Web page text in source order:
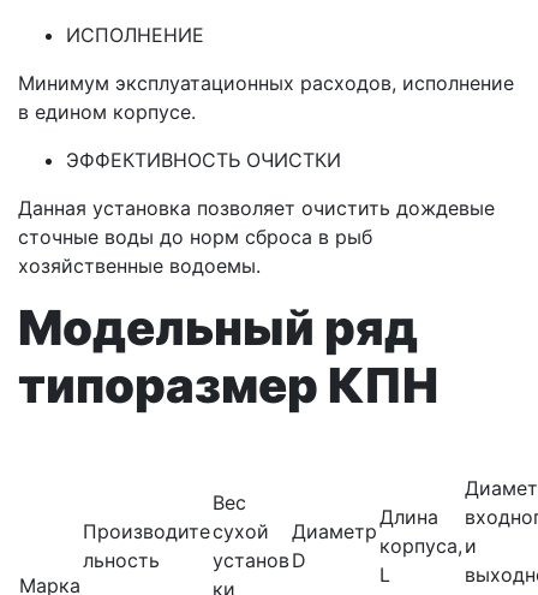
ИСПОЛНЕНИЕ
Минимум эксплуатационных расходов, исполнение
в едином корпусе.
ЭФФЕКТИВНОСТЬ ОЧИСТКИ
Данная установка позволяет очистить дождевые
сточные воды до норм сброса в рыб
хозяйственные водоемы.
Модельный ряд
типоразмер КПН
Марка
Производите
льность
Вес
сухой
установ
ки
Диаметр
D
Длина
корпуса,
L
и